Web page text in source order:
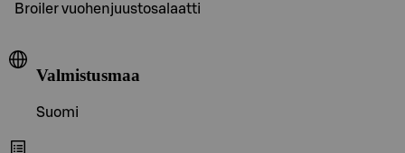
Broiler vuohenjuustosalaatti
Valmistusmaa
Suomi